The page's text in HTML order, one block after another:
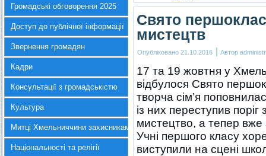
Громадські обговорення 2025
Доступ до публічної інформації
Звернення громадян
Кадри
Консультації з громадськістю
Культура
Митці Хмельниччини захисникам України
Національності та релігії
Свято
мистецтв
Опубліковано 21.10.2016 | Автор
17 та 19 жовтня у
відбулося Свято
творча сім’я
із них переступив
мистецтво, а тепер вже
Учні першого класу
виступили на сцені